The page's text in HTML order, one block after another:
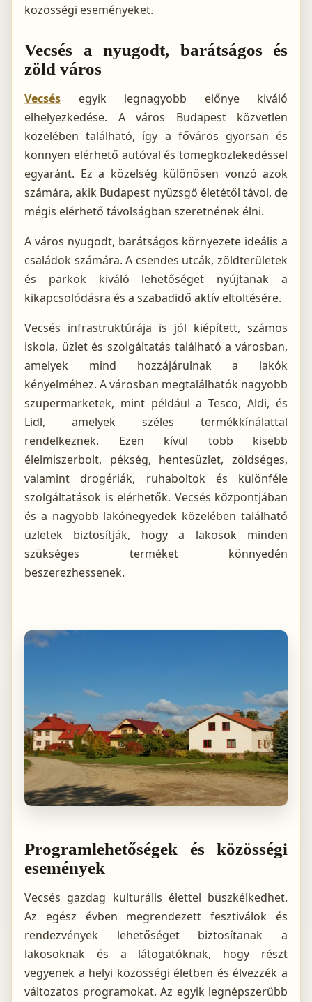
közösségi eseményeket.
Vecsés a nyugodt, barátságos és
zöld város
Vecsés egyik legnagyobb előnye kiváló
elhelyezkedése. A város Budapest közvetlen
közelében található, így a főváros gyorsan és
könnyen elérhető autóval és tömegközlekedéssel
egyaránt. Ez a közelség különösen vonzó azok
számára, akik Budapest nyüzsgő életétől távol, de
mégis elérhető távolságban szeretnének élni.
A város nyugodt, barátságos környezete ideális a
családok számára. A csendes utcák, zöldterületek
és parkok kiváló lehetőséget nyújtanak a
kikapcsolódásra és a szabadidő aktív eltöltésére.
Vecsés infrastruktúrája is jól kiépített, számos
iskola, üzlet és szolgáltatás található a városban,
amelyek mind hozzájárulnak a lakók
kényelméhez. A városban megtalálhatók nagyobb
szupermarketek, mint például a Tesco, Aldi, és
Lidl, amelyek széles termékkínálattal
rendelkeznek. Ezen kívül több kisebb
élelmiszerbolt, pékség, hentesüzlet, zöldséges,
valamint drogériák, ruhaboltok és különféle
szolgáltatások is elérhetők. Vecsés központjában
és a nagyobb lakónegyedek közelében található
üzletek biztosítják, hogy a lakosok minden
szükséges terméket könnyedén
beszerezhessenek.
Programlehetőségek és közösségi
események
Vecsés gazdag kulturális élettel büszkélkedhet.
Az egész évben megrendezett fesztiválok és
rendezvények lehetőséget biztosítanak a
lakosoknak és a látogatóknak, hogy részt
vegyenek a helyi közösségi életben és élvezzék a
változatos programokat. Az egyik legnépszerűbb